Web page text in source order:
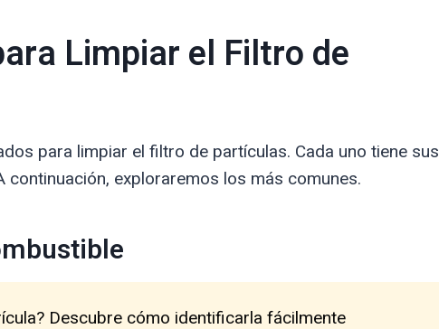
Limpiar el Filtro de
para limpiar el filtro de partículas. Cada uno tiene sus
exploraremos los más comunes.
Descubre cómo identificarla fácilmente